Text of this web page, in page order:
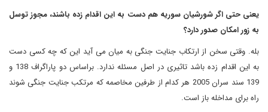
یعنی حتی اگر شورشیان سوریه هم دست به این اقدام زده باشند، مجوز توسل
به زور امکان صدور دارد؟
بله. وقتی سخن از ارتکاب جنایت جنگی به میان می آید این که چه کسی دست
به این اقدام زده باشد تاثیری در اصل مسئله ندارد. براساس دو پاراگراف 138 و
139 سند سران 2005 هر کدام از طرفین مخاصمه که مرتکب جنایت جنگی شوند
راه برای مداخله باز است.